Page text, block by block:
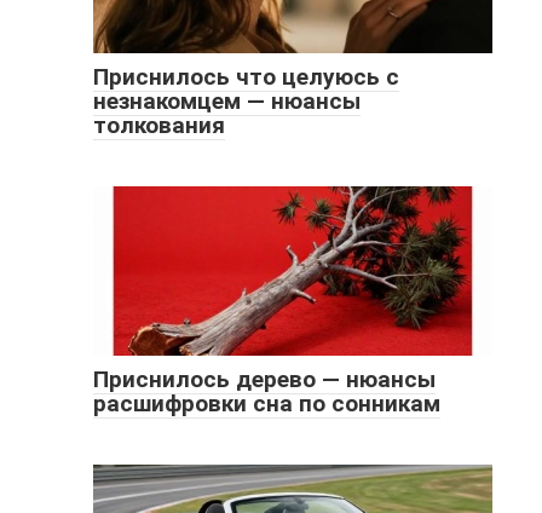
Приснилось что целуюсь с
незнакомцем — нюансы
толкования
Приснилось дерево — нюансы
расшифровки сна по сонникам